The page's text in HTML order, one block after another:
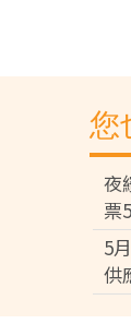
您
夜
票
5
供